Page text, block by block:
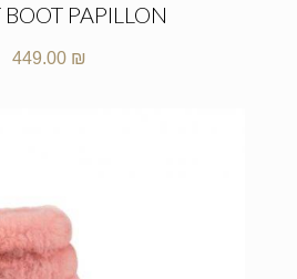
BOOT PAPILLON
449.00 ₪